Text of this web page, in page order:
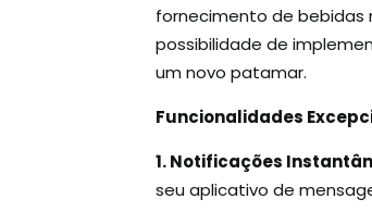
fornecimento de bebidas
possibilidade de
um novo patamar.
Funcionalidades
1. Notificações
seu aplicativo de